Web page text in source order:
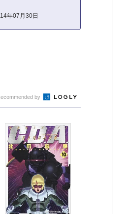
年07月30日
by